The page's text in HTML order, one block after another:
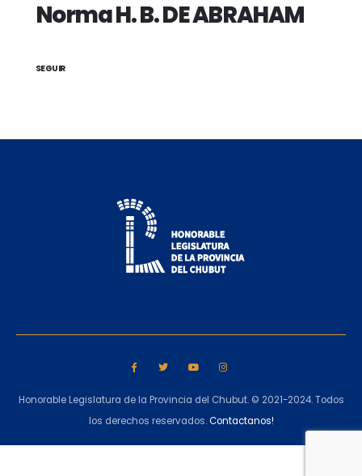
Norma H. B. DE ABRAHAM
SEGUIR
Honorable Legislatura de la Provincia del Chubut. © 2021-2024. Todos
los derechos reservados.Contactanos!